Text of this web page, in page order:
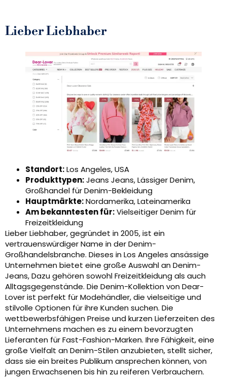
Lieber Liebhaber
Standort:Los Angeles, USA
Produkttypen:Jeans Jeans, Lässiger Denim,
Großhandel für Denim-Bekleidung
Hauptmärkte:Nordamerika, Lateinamerika
Am bekanntesten für:Vielseitiger Denim für
Freizeitkleidung
Lieber Liebhaber, gegründet in 2005, ist ein
vertrauenswürdiger Name in der Denim-
Großhandelsbranche. Dieses in Los Angeles ansässige
Unternehmen bietet eine große Auswahl an Denim-
Jeans, Dazu gehören sowohl Freizeitkleidung als auch
Alltagsgegenstände. Die Denim-Kollektion von Dear-
Lover ist perfekt für Modehändler, die vielseitige und
stilvolle Optionen für ihre Kunden suchen. Die
wettbewerbsfähigen Preise und kurzen Lieferzeiten des
Unternehmens machen es zu einem bevorzugten
Lieferanten für Fast-Fashion-Marken. Ihre Fähigkeit, eine
große Vielfalt an Denim-Stilen anzubieten, stellt sicher,
dass sie ein breites Publikum ansprechen können, von
jungen Erwachsenen bis hin zu reiferen Verbrauchern.